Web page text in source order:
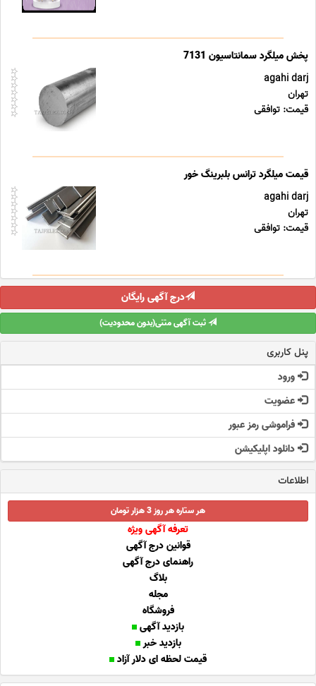
agahi darj
تهران
قیمت: توافقی
agahi darj
تهران
قیمت: توافقی
درج آگهی رایگان
ثبت آگهی متنی(بدون محدودیت)
پنل کاربری
ورود
عضویت
فراموشی رمز عبور
دانلود اپلیکیشن
اطلاعات
هر ستاره هر روز 3 هزار تومان
تعرفه آگهی ویژه
قوانین درج آگهی
راهنمای درج آگهی
بلاگ
مجله
فروشگاه
بازدید آگهی
بازدید خبر
قیمت لحظه ای دلار آزاد